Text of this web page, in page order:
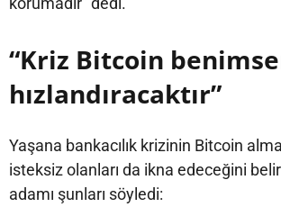
“Kriz Bitcoin
hızlandıracaktır”
Yaşana bankacılık krizinin Bitcoin
isteksiz olanları da ikna edeceğini
adamı şunları söyledi: